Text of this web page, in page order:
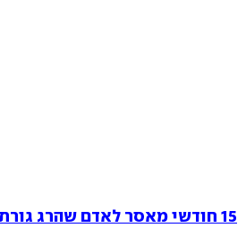
15 חודשי מאסר לאדם שהרג גורת כלבים